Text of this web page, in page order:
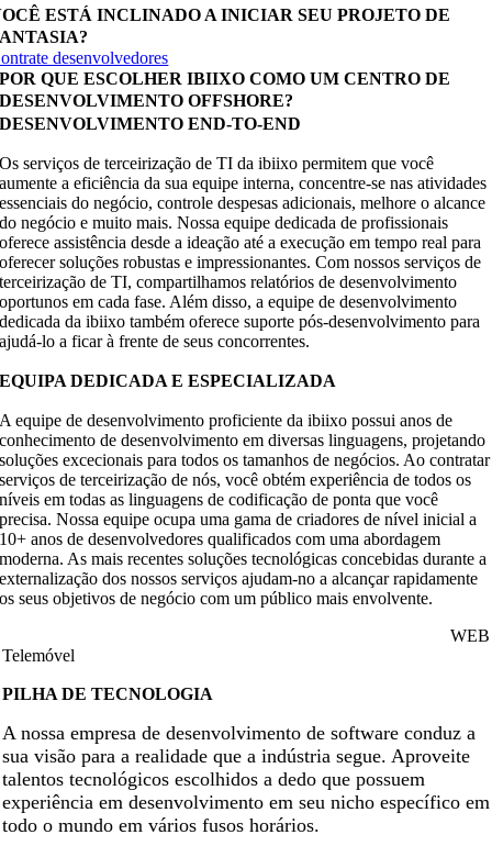
ESTÁ INCLINADO A INICIAR SEU PROJETO DE
desenvolvedores
POR QUE ESCOLHER IBIIXO COMO UM CENTRO DE
DESENVOLVIMENTO OFFSHORE?
DESENVOLVIMENTO END-TO-END
Os serviços de terceirização de TI da ibiixo permitem que você
aumente a eficiência da sua equipe interna, concentre-se nas atividades
essenciais do negócio, controle despesas adicionais, melhore o alcance
do negócio e muito mais. Nossa equipe dedicada de profissionais
oferece assistência desde a ideação até a execução em tempo real para
oferecer soluções robustas e impressionantes. Com nossos serviços de
terceirização de TI, compartilhamos relatórios de desenvolvimento
oportunos em cada fase. Além disso, a equipe de desenvolvimento
dedicada da ibiixo também oferece suporte pós-desenvolvimento para
ajudá-lo a ficar à frente de seus concorrentes.
EQUIPA DEDICADA E ESPECIALIZADA
A equipe de desenvolvimento proficiente da ibiixo possui anos de
conhecimento de desenvolvimento em diversas linguagens, projetando
soluções excecionais para todos os tamanhos de negócios. Ao contratar
serviços de terceirização de nós, você obtém experiência de todos os
níveis em todas as linguagens de codificação de ponta que você
precisa. Nossa equipe ocupa uma gama de criadores de nível inicial a
10+ anos de desenvolvedores qualificados com uma abordagem
moderna. As mais recentes soluções tecnológicas concebidas durante a
externalização dos nossos serviços ajudam-no a alcançar rapidamente
os seus objetivos de negócio com um público mais envolvente.
WEB
Telemóvel
PILHA DE TECNOLOGIA
A nossa empresa de desenvolvimento de software conduz a
sua visão para a realidade que a indústria segue. Aproveite
talentos tecnológicos escolhidos a dedo que possuem
experiência em desenvolvimento em seu nicho específico em
todo o mundo em vários fusos horários.